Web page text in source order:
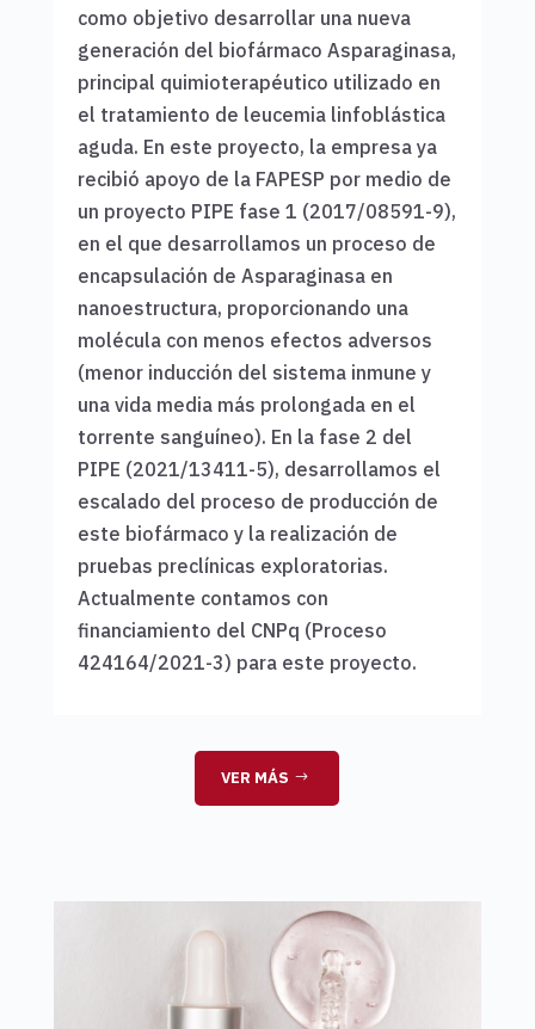
como objetivo desarrollar una nueva
generación del biofármaco Asparaginasa,
principal quimioterapéutico utilizado en
el tratamiento de leucemia linfoblástica
aguda. En este proyecto, la empresa ya
recibió apoyo de la FAPESP por medio de
un proyecto PIPE fase 1 (2017/08591-9),
en el que desarrollamos un proceso de
encapsulación de Asparaginasa en
nanoestructura, proporcionando una
molécula con menos efectos adversos
(menor inducción del sistema inmune y
una vida media más prolongada en el
torrente sanguíneo). En la fase 2 del
PIPE (2021/13411-5), desarrollamos el
escalado del proceso de producción de
este biofármaco y la realización de
pruebas preclínicas exploratorias.
Actualmente contamos con
financiamiento del CNPq (Proceso
424164/2021-3) para este proyecto.
VER MÁS